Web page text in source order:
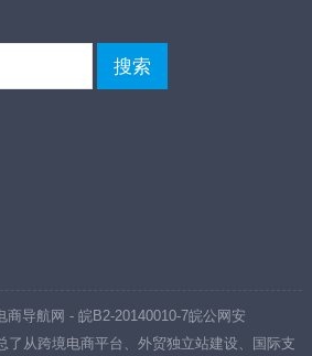
商导航网 - 皖B2-20140010-7皖公网安
了从跨境电商平台、外贸独立站建设、国际支